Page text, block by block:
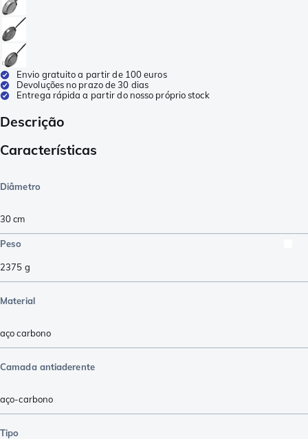
Envio gratuito a partir de 100 euros
Devoluções no prazo de 30 dias
Entrega rápida a partir do nosso próprio stock
Descrição
Características
Diâmetro
30 cm
Peso
2375 g
Material
aço carbono
Camada antiaderente
aço-carbono
Tipo